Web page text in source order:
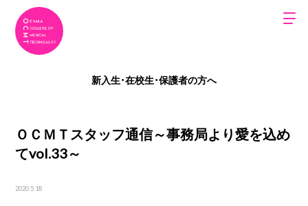
新入生・在校生・保護者の方へ
ＯＣＭＴスタッフ通信～事務局より愛を込め
てvol.33～
2020.5.18